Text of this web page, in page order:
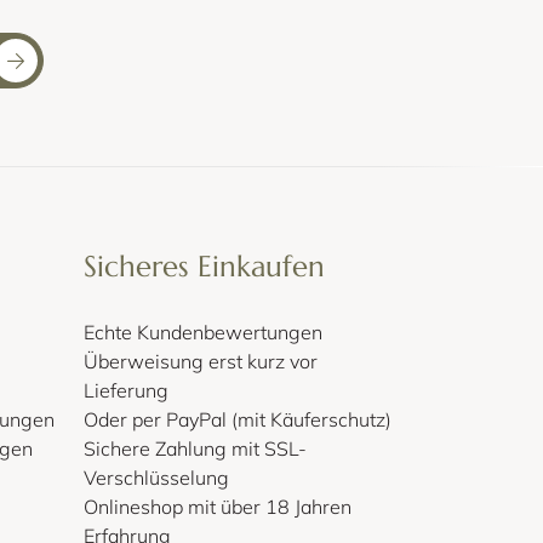
Schlafsessel
Sicheres Einkaufen
Echte Kundenbewertungen
Überweisung erst kurz vor
Lieferung
Oder per PayPal (mit Käuferschutz)
Sichere Zahlung mit SSL-
Verschlüsselung
Onlineshop mit über 18 Jahren
Erfahrung